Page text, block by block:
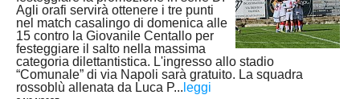
Agli orafi servirà ottenere i tre punti
nel match casalingo di domenica alle
15 contro la Giovanile Centallo per
festeggiare il salto nella massima
categoria dilettantistica. L'ingresso allo stadio
“Comunale” di via Napoli sarà gratuito. La squadra
rossoblù allenata da Luca P... leggi